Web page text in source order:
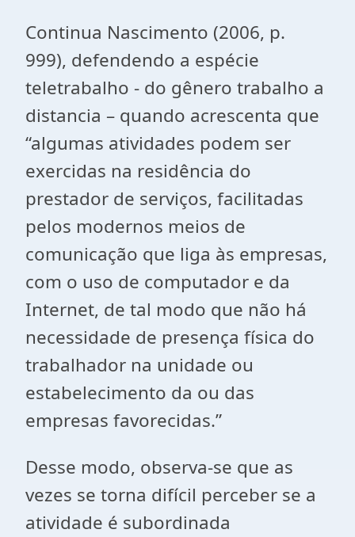
Continua Nascimento (2006, p.
999), defendendo a espécie
teletrabalho - do gênero trabalho a
distancia – quando acrescenta que
“algumas atividades podem ser
exercidas na residência do
prestador de serviços, facilitadas
pelos modernos meios de
comunicação que liga às empresas,
com o uso de computador e da
Internet, de tal modo que não há
necessidade de presença física do
trabalhador na unidade ou
estabelecimento da ou das
empresas favorecidas.”
Desse modo, observa-se que as
vezes se torna difícil perceber se a
atividade é subordinada